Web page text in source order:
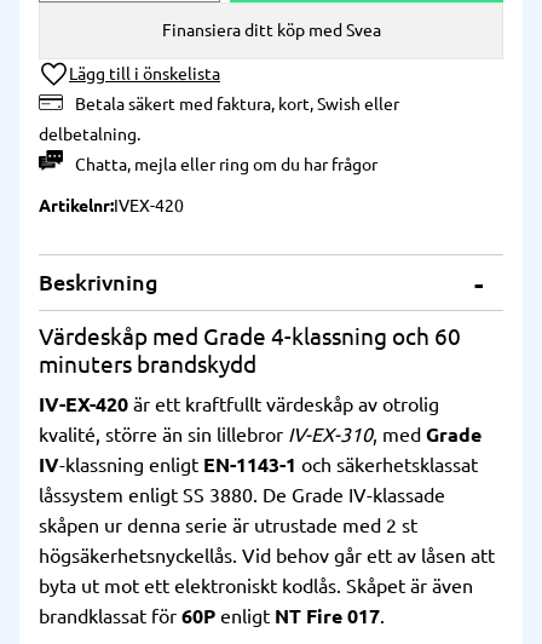
Lägg till i önskelista
Betala säkert med faktura, kort, Swish eller
delbetalning.
Chatta, mejlaellerring om du har frågor
Finansiera ditt köp med Svea
Artikelnr IVEX-420
Beskrivning
Värdeskåp med Grade 4-klassning och 60
minuters brandskydd
IV-EX-420 är ett kraftfullt värdeskåp av otrolig
kvalité, större än sin lillebror IV-EX-310, med Grade
IV-klassning enligt EN-1143-1 och säkerhetsklassat
låssystem enligt SS 3880. De Grade IV-klassade
skåpen ur denna serie är utrustade med 2 st
högsäkerhetsnyckellås. Vid behov går ett av låsen att
byta ut mot ett elektroniskt kodlås. Skåpet är även
brandklassat för 60P enligt NT Fire 017.